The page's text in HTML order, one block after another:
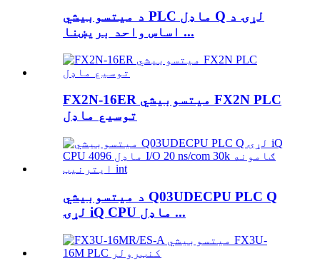
د میتسوبیشي PLC ماډل Q لړۍ د
اساس واحد بریښنا ...
FX2N-16ER میتسوبیشي FX2N PLC
توسیع ماډل
د میتسوبیشي Q03UDECPU PLC Q
لړۍ iQ CPU ماډل ...